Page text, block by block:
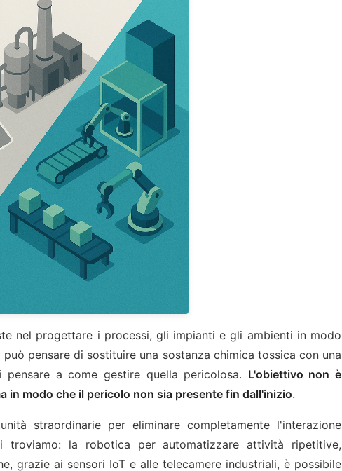
nel progettare i processi, gli impianti e gli ambienti in modo
pensare di sostituire una sostanza chimica tossica con una
a come gestire quella pericolosa. L'obiettivo non è
in modo che il pericolo non sia presente fin dall'inizio.
straordinarie per eliminare completamente l'interazione
troviamo: la robotica per automatizzare attività ripetitive,
grazie ai sensori IoT e alle telecamere industriali, è possibile